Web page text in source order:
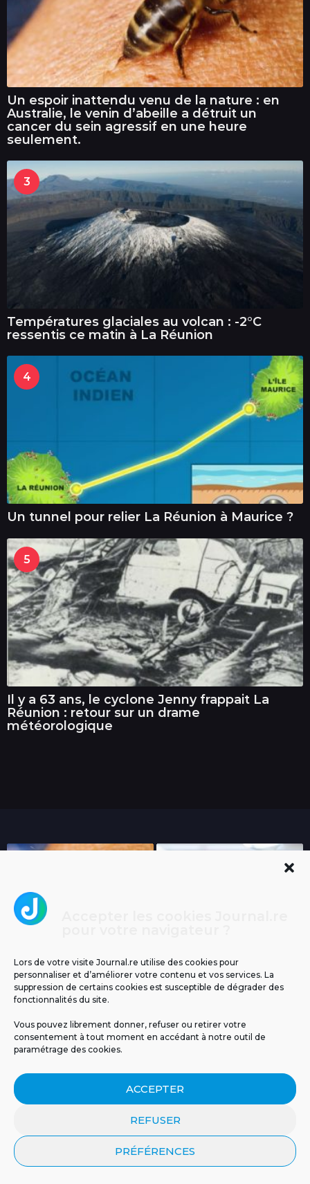
Lors de votre visite Journal.re utilise des cookies pour
personnaliser et d’améliorer votre contenu et vos services. La
suppression de certains cookies est susceptible de dégrader des
fonctionnalités du site.
Vous pouvez librement donner, refuser ou retirer votre
consentement à tout moment en accédant à notre outil de
paramétrage des cookies.
ACCEPTER
REFUSER
PRÉFÉRENCES
Un espoir inattendu venu de la nature : en
Australie, le venin d’abeille a détruit un
cancer du sein agressif en une heure
seulement.
3
Températures glaciales au volcan : -2°C
ressentis ce matin à La Réunion
4
Un tunnel pour relier La Réunion à Maurice ?
5
Il y a 63 ans, le cyclone Jenny frappait La
Réunion : retour sur un drame
météorologique
Un espoir inattendu venu
de la nature :...
Un cas d’infection invasive
à méningocoque chez un...
Journal.re
Cliquez pour accepter les cookies
marketing et activer ce contenu